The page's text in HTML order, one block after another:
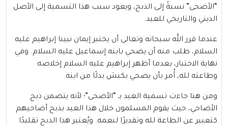
“الأضحى” نسبةً إلى الذبح، ويعود سبب هذا التسمية إلى الأصل
الديني والتاريخي للعيد.
عندما قرر الله سبحانه وتعالى أن يختبر إيمان نبينا إبراهيم عليه
السلام، طلب منه أن يضحي بابنه إسماعيل عليه السلام. وفي
نهاية الاختبار، بعدما أظهر إبراهيم عليه السلام إخلاصه
وطاعته لله، أُمر بأن يضحي بكبش بدلًا من ابنه.
ومن هنا جاءت تسمية العيد بـ “الأضحى”؛ لأنه يتضمن ذبح
الأضاحي، حيث يقوم المسلمون خلال هذا العيد بذبح أضاحيهم
كتعبير عن الطاعة لله وتقديرًا لنعمه. ويُعتبر هذا الذبح تقليدًا